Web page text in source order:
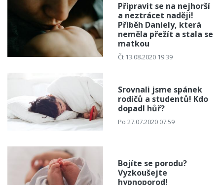
Připravit se na nejhorší
a neztrácet naději!
Příběh Daniely, která
neměla přežít a stala se
matkou
Čt 13.08.2020 19:39
Srovnali jsme spánek
rodičů a studentů! Kdo
dopadl hůř?
Po 27.07.2020 07:59
Bojíte se porodu?
Vyzkoušejte
hypnoporod!